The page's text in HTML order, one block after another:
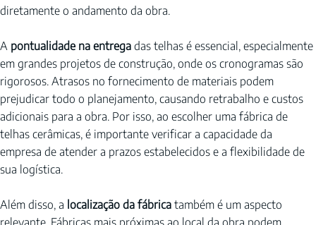
diretamente o andamento da obra.
A pontualidade na entrega das telhas é essencial, especialmente
em grandes projetos de construção, onde os cronogramas são
rigorosos. Atrasos no fornecimento de materiais podem
prejudicar todo o planejamento, causando retrabalho e custos
adicionais para a obra. Por isso, ao escolher uma fábrica de
telhas cerâmicas, é importante verificar a capacidade da
empresa de atender a prazos estabelecidos e a flexibilidade de
sua logística.
Além disso, a localização da fábrica também é um aspecto
relevante. Fábricas mais próximas ao local da obra podem